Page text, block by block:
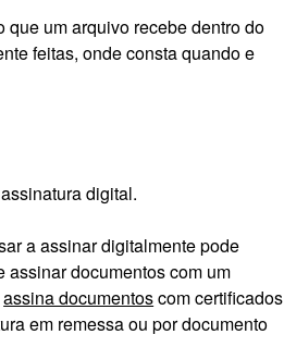
um arquivo recebe dentro do
feitas, onde consta quando e
digital.
a assinar digitalmente pode
assinar documentos com um
assina documentoscom certificados
em remessa ou por documento